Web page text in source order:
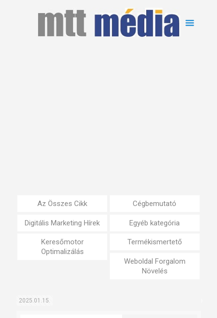
Az Összes Cikk Cégbemutató
Digitális Marketing Hírek Egyéb kategória
Keresőmotor
Optimalizálás
Termékismertető
Weboldal Forgalom
Növelés
2025.01.15.